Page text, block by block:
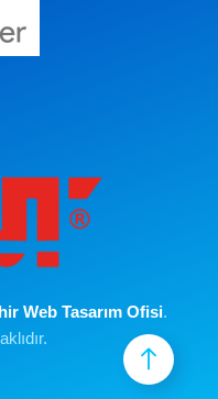
Web Tasarım Ofisi.